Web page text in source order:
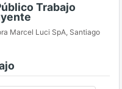
Trabajo
Marcel Luci SpA, Santiago